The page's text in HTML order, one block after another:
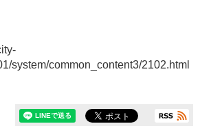
system/common_content3/2102.html